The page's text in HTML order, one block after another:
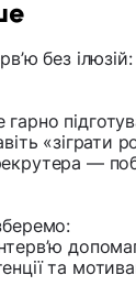
без
«зіграти
—
та